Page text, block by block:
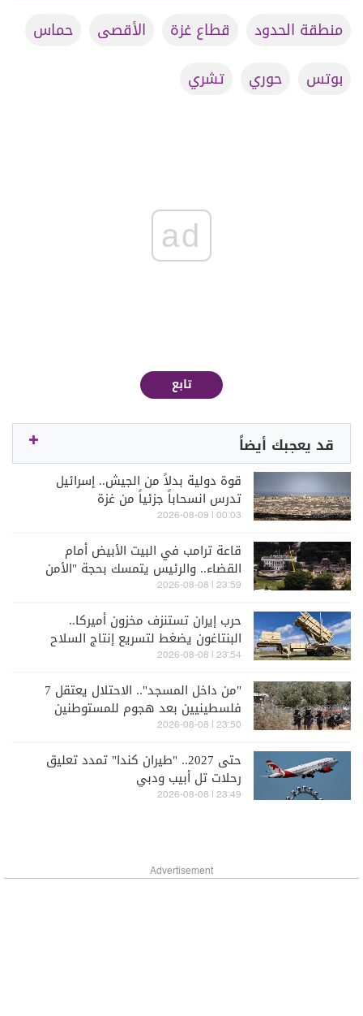
منطقة الحدود قطاع غزة الأقصى
حماس
بوتس
حوري تشري
ad
تابع
قد يعجبك أيضاً
قوة دولية بدلاً من الجيش.. إسرائيل
تدرس انسحاباً جزئياً من غزة
00:03 | 2026-08-09
قاعة ترامب في البيت الأبيض أمام
القضاء.. والرئيس يتمسك بحجة "الأمن
القومي"
23:59 | 2026-08-08
حرب إيران تستنزف مخزون أميركا..
البنتاغون يضغط لتسريع إنتاج السلاح
23:54 | 2026-08-08
"من داخل المسجد".. الاحتلال يعتقل 7
فلسطينيين بعد هجوم للمستوطنين
23:50 | 2026-08-08
حتى 2027.. "طيران كندا" تمدد تعليق
رحلات تل أبيب ودبي
23:49 | 2026-08-08
Advertisement